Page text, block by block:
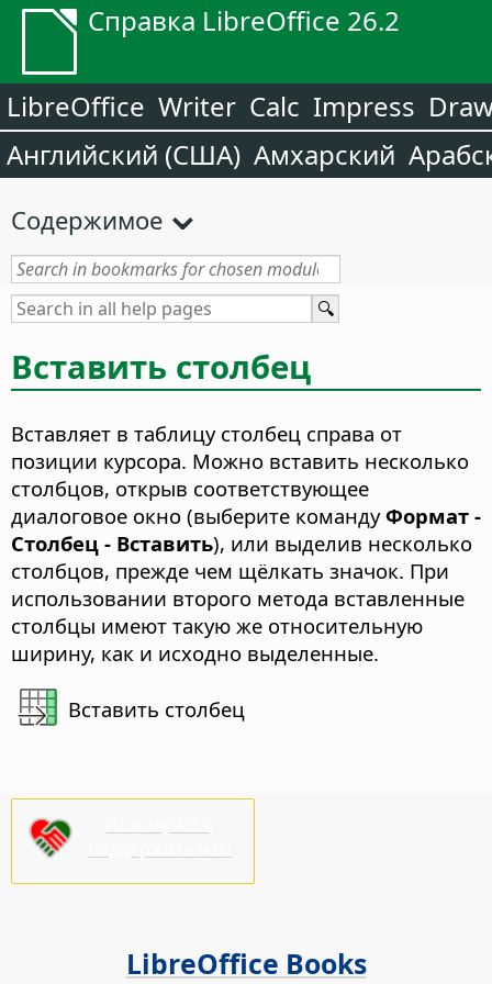
Справка LibreOffice 26.2
LibreOffice Writer Calc Impress
Английский (США) Амхарский
Содержимое
Вставить столбец
Вставляет в таблицу столбец справа от
позиции курсора. Можно вставить несколько
столбцов, открыв соответствующее
диалоговое окно (выберите командуФормат -
Столбец - Вставить), или выделив несколько
столбцов, прежде чем щёлкать значок. При
использовании второго метода вставленные
столбцы имеют такую же относительную
ширину, как и исходно выделенные.
Вставить столбец
LibreOffice Books